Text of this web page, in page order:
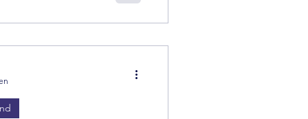
bij reactieve honden.
en brengt ze in het